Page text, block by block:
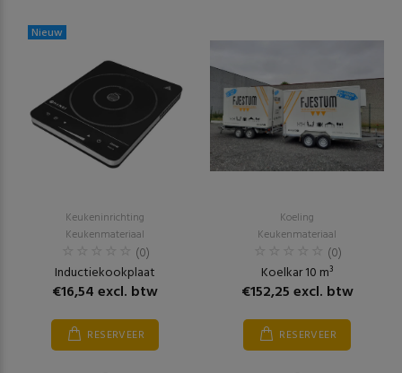
Nieuw
Keukeninrichting
Keukenmateriaal
(0)
Inductiekookplaat
€16,54 excl. btw
RESERVEER
Koeling
Keukenmateriaal
(0)
Koelkar 10 m³
€152,25 excl. btw
RESERVEER